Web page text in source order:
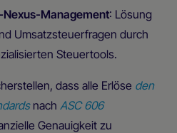
Management: Lösung
Umsatzsteuerfragen durch
Steuertools.
dass alle Erlöse den
nach ASC 606
Genauigkeit zu